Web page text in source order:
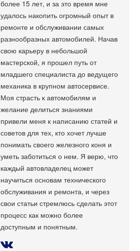
более 15 лет, и за это время мне
удалось накопить огромный опыт в
ремонте и обслуживании самых
разнообразных автомобилей. Начав
свою карьеру в небольшой
мастерской, я прошел путь от
младшего специалиста до ведущего
механика в крупном автосервисе.
Моя страсть к автомобилям и
желание делиться знаниями
привели меня к написанию статей и
советов для тех, кто хочет лучше
понимать своего железного коня и
уметь заботиться о нем. Я верю, что
каждый автовладелец может
научиться основам технического
обслуживания и ремонта, и через
свои статьи стремлюсь сделать этот
процесс как можно более
доступным и понятным.